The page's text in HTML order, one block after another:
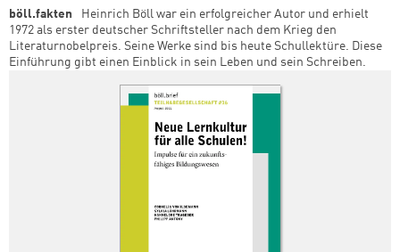
böll.fakten
Heinrich Böll war ein erfolgreicher Autor und erhielt
1972 als erster deutscher Schriftsteller nach dem Krieg den
Literaturnobelpreis. Seine Werke sind bis heute Schullektüre. Diese
Einführung gibt einen Einblick in sein Leben und sein Schreiben.